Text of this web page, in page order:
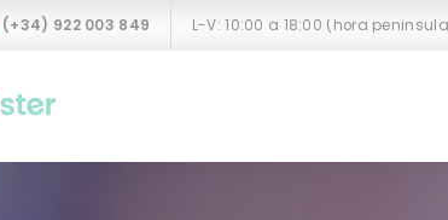
(+34) 922 003 849